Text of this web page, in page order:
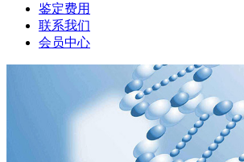
鉴定费用
联系我们
会员中心